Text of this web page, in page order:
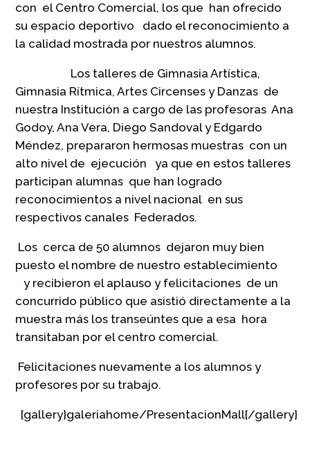
con el Centro Comercial, los que han ofrecido
su espacio deportivo dado el reconocimiento a
la calidad mostrada por nuestros alumnos.
Los talleres de Gimnasia Artística,
Gimnasia Rítmica, Artes Circenses y Danzas de
nuestra Institución a cargo de las profesoras Ana
Godoy, Ana Vera, Diego Sandoval y Edgardo
Méndez, prepararon hermosas muestras con un
alto nivel de ejecución ya que en estos talleres
participan alumnas que han logrado
reconocimientos a nivel nacional en sus
respectivos canales Federados.
Los cerca de 50 alumnos dejaron muy bien
puesto el nombre de nuestro establecimiento
y recibieron el aplauso y felicitaciones de un
concurrido público que asistió directamente a la
muestra más los transeúntes que a esa hora
transitaban por el centro comercial.
Felicitaciones nuevamente a los alumnos y
profesores por su trabajo.
{gallery}galeriahome/PresentacionMall{/gallery}